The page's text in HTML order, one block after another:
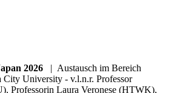
2026 | Austausch im Bereich
University - v.l.n.r. Professor
Professorin Laura Veronese (HTWK),